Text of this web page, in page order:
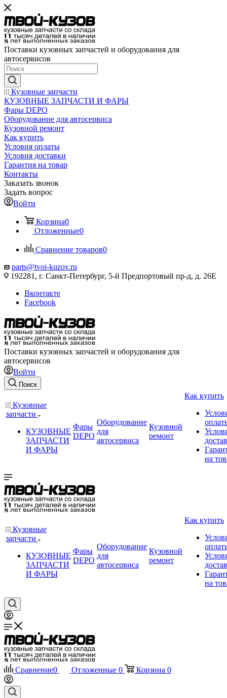
Поставки кузовных запчастей и оборудования для
автосервисов
Кузовные запчасти
КУЗОВНЫЕ ЗАПЧАСТИ И ФАРЫ
Фары DEPO
Оборудование для автосервиса
Кузовной ремонт
Как купить
Условия оплаты
Условия доставки
Гарантия на товар
Контакты
Заказать звонок
Задать вопрос
Войти
Корзина0
Отложенные0
Сравнение товаров0
parts@tvoi-kuzov.ru
192281, г. Санкт-Петербург, 5-й Предпортовый пр-д, д. 26Е
Вконтакте
Facebook
Поставки кузовных запчастей и оборудования для
автосервисов
Войти
Поиск
Кузовные
запчасти
КУЗОВНЫЕ
ЗАПЧАСТИ
И ФАРЫ
Фары
DEPO
Оборудование
для
автосервиса
Кузовной
ремонт
Как купить
на
Кузовные
запчасти
КУЗОВНЫЕ
ЗАПЧАСТИ
И ФАРЫ
Фары
DEPO
Оборудование
для
автосервиса
Кузовной
ремонт
Как купить
на
Сравнение0 Отложенные 0 Корзина 0